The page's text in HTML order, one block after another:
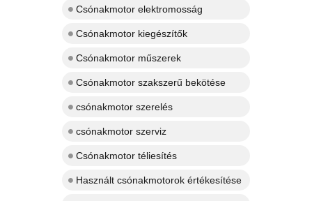
Csónakmotor elektromosság
Csónakmotor kiegészítők
Csónakmotor műszerek
Csónakmotor szakszerű bekötése
csónakmotor szerelés
csónakmotor szerviz
Csónakmotor téliesítés
Használt csónakmotorok értékesítése